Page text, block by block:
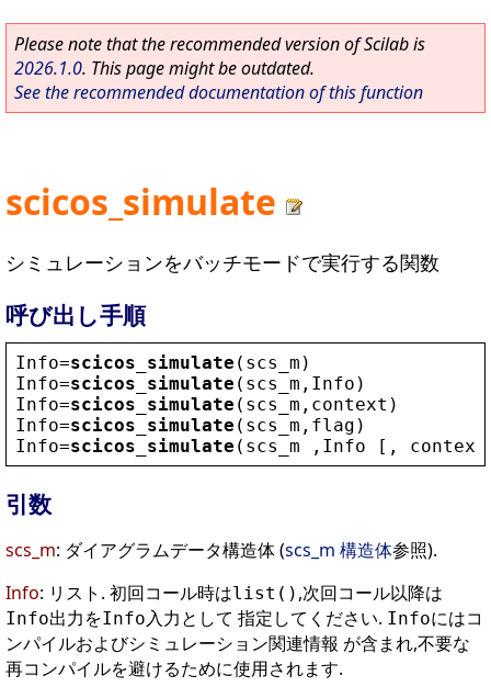
Please note that the recommended version of Scilab is
2026.1.0. This page might be outdated.
See the recommended documentation of this function
scicos_simulate
シミュレーションをバッチモードで実行する関数
呼び出し手順
Info=scicos_simulate ( scs_m )
Info=scicos_simulate ( scs_m , Info )
Info=scicos_simulate ( scs_m , context )
Info=scicos_simulate ( scs_m , flag )
Info=scicos_simulate ( scs_m , Info [, context
引数
scs_m: ダイアグラムデータ構造体 (scs_m 構造体参照).
Info: リスト. 初回コール時はlist() ,次回コール以降は
Info出力をInfo入力として 指定してください. Infoにはコ
ンパイルおよびシミュレーション関連情報 が含まれ,不要な
再コンパイルを避けるために使用されます.